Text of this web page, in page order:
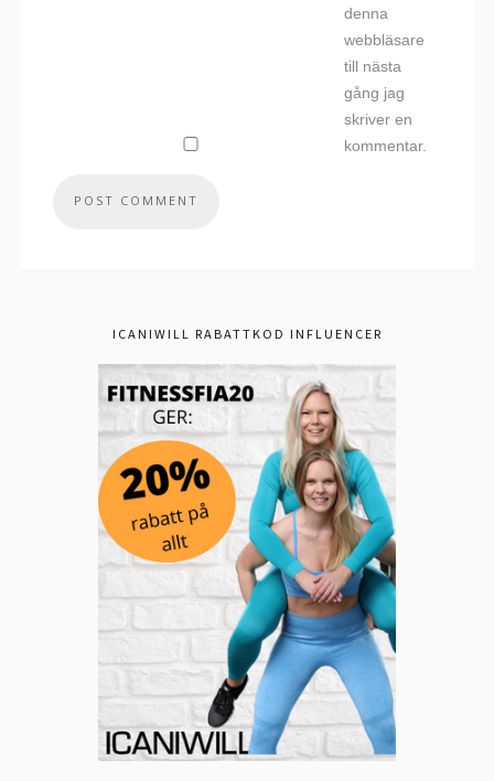
denna
webbläsare
till nästa
gång jag
skriver en
kommentar.
ICANIWILL RABATTKOD INFLUENCER